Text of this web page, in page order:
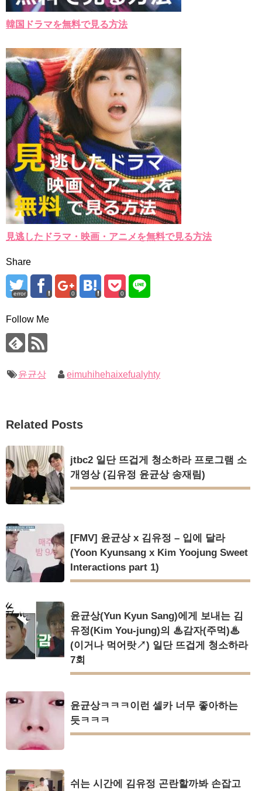
韓国ドラマを無料で見る方法
見逃したドラマ・映画・アニメを無料で見る方法
Share
error 0 0
Follow Me
윤균상 eimuhihehaixefualyhty
Related Posts
jtbc2 일단 뜨겁게 청소하라 프로그램 소
개영상 (김유정 윤균상 송재림)
[FMV] 윤균상 x 김유정 – 입에 달라
(Yoon Kyunsang x Kim Yoojung Sweet
Interactions part 1)
윤균상(Yun Kyun Sang)에게 보내는 김
유정(Kim You-jung)의 ♨감자(주먹)♨
(이거나 먹어랏↗) 일단 뜨겁게 청소하라
7회
윤균상ㅋㅋㅋ이런 셀카 너무 좋아하는
듯ㅋㅋㅋ
쉬는 시간에 김유정 곤란할까봐 손잡고